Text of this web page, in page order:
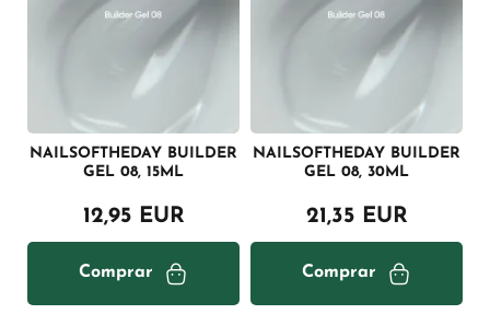
NAILSOFTHEDAY BUILDER
GEL 08, 15ML
12,95 EUR
Comprar
NAILSOFTHEDAY BUILDER
GEL 08, 30ML
21,35 EUR
Comprar